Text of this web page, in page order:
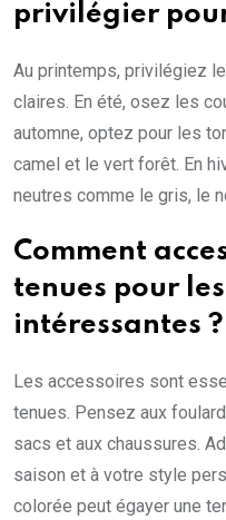
privilégier
Au printemps, privilégiez
claires. En été, osez les
automne, optez pour les
camel et le vert forêt. En
neutres comme le gris, le
Comment
tenues pour
intéressantes ?
Les accessoires sont
tenues. Pensez aux
sacs et aux chaussures.
saison et à votre style
colorée peut égayer une